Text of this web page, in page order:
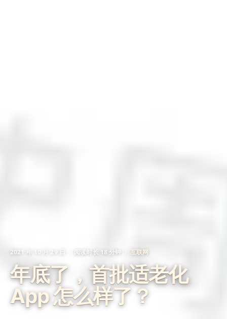
2021 年 10 月 29 日 阅读时长 18 分钟 互联网
年底了，首批适老化
App 怎么样了？